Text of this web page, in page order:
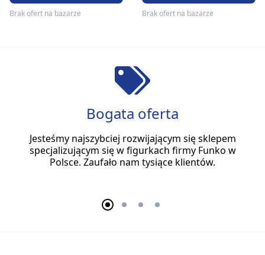
Brak ofert na bazarze Brak ofert na bazarze
Bogata oferta
Jesteśmy najszybciej rozwijającym się sklepem
specjalizującym się w figurkach firmy Funko w
Polsce. Zaufało nam tysiące klientów.